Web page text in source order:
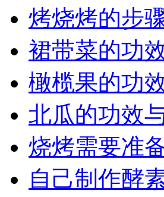
烤烧烤的步
裙带菜的功
橄榄果的功
北瓜的功效
烧烤需要准
自己制作酵